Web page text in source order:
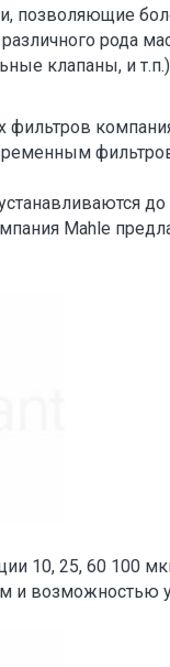
позволяющие
рода
клапаны, и
фильтров
Mahle
10, 25, 60 100
возможностью